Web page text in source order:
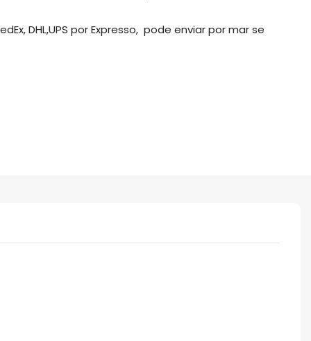
DHL,UPS por Expresso, pode enviar por mar se